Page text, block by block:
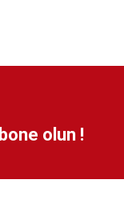
olun !